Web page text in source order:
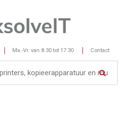
Ma.-Vr. van 8.30 tot 17.30 Contact